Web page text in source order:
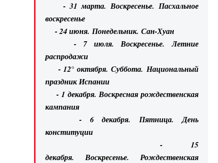
- 31 марта. Воскресенье. Пасхальное
воскресенье
- 24 июня. Понедельник. Сан-Хуан
- 7 июля. Воскресенье. Летние
распродажи
- 12° октября. Суббота. Национальный
праздник Испании
- 1 декабря. Воскресная рождественская
кампания
- 6 декабря. Пятница. День
конституции
- 15
декабря. Воскресенье. Рождественская